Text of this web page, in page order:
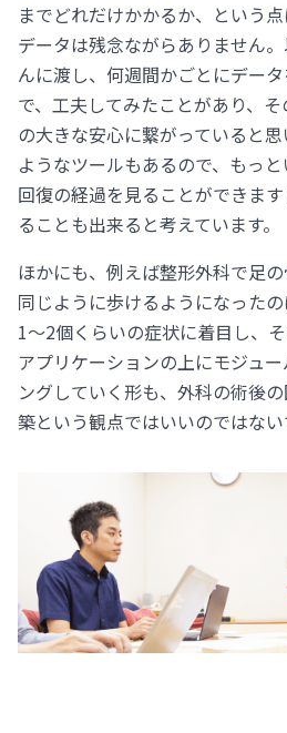
までどれだけかかるか、という
データは残念ながらありません
んに渡し、何週間かごとにデー
で、工夫してみたことがあり、
の大きな安心に繋がっていると
ようなツールもあるので、もっ
回復の経過を見ることができま
ることも出来ると考えています。
ほかにも、例えば整形外科で足
同じように歩けるようになった
1～2個くらいの症状に着目し、
アプリケーションの上にモジュ
ングしていく形も、外科の術後
築という観点ではいいのではない